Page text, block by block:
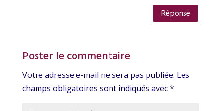
Réponse
Poster le commentaire
Votre adresse e-mail ne sera pas publiée. Les
champs obligatoires sont indiqués avec*